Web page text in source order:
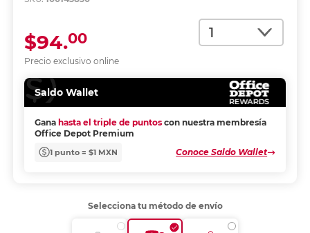
Cantidad
Precio exclusivo online
$94.00
Saldo Wallet
Gana hasta el triple de puntos con nuestra membresía
Office Depot Premium
1 punto = $1 MXN Conoce Saldo Wallet
Selecciona tu método de envío